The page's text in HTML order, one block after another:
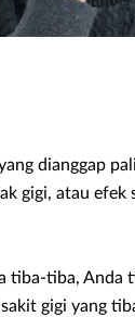
dianggap
gigi, atau
tiba-tiba,
gigi yang